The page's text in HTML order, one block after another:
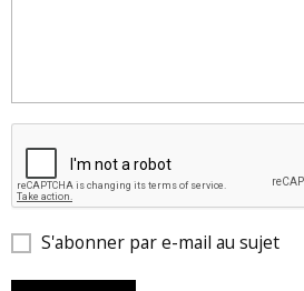
S'abonner par e-mail au sujet